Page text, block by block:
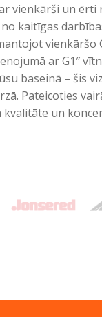
vienkārši un
kaitīgas
vienkāršo
ar G1″
baseinā – šis
Pateicoties
kvalitāte un